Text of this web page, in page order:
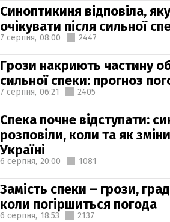
Синоптикиня відповіла,
очікувати після сильної
7 серпня, 08:00 2447
Грози накриють частину
сильної спеки: прогноз
7 серпня, 06:21 2405
Спека почне відступати:
розповіли, коли та як
Україні
6 серпня, 20:00 1081
Замість спеки – грози,
коли погіршиться погода
6 серпня, 18:53 2137